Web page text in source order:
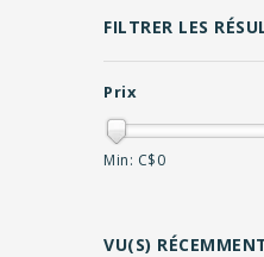
FILTRER LES
Prix
Min: C$0
VU(S)